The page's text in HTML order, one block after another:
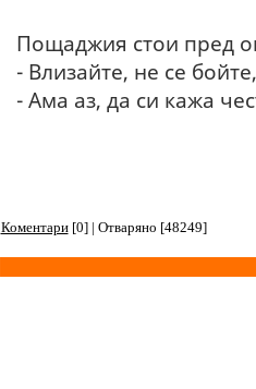
Пощаджия стои пред
- Влизайте, не се
- Ама аз, да си кажа
Коментари[0] | Отваряно [48249]